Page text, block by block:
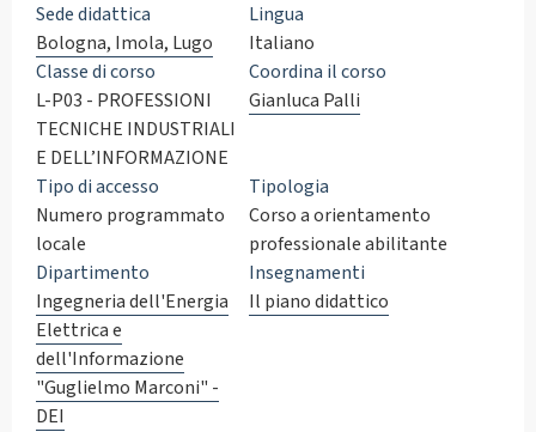
Sede didattica
Bologna, Imola, Lugo
Lingua
Italiano
Classe di corso
L-P03 - PROFESSIONI
TECNICHE INDUSTRIALI
E DELL’INFORMAZIONE
Coordina il corso
Gianluca Palli
Tipo di accesso
Numero programmato
locale
Tipologia
Corso a orientamento
professionale abilitante
Dipartimento
Ingegneria dell'Energia
Elettrica e
dell'Informazione
"Guglielmo Marconi" -
DEI
Insegnamenti
Il piano didattico